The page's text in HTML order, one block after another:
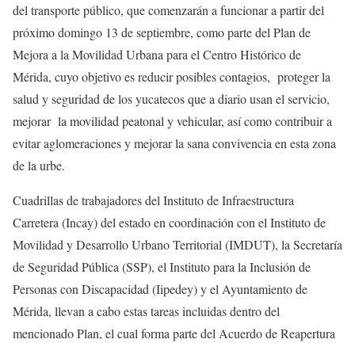
del transporte público, que comenzarán a funcionar a partir del
próximo domingo 13 de septiembre, como parte del Plan de
Mejora a la Movilidad Urbana para el Centro Histórico de
Mérida, cuyo objetivo es reducir posibles contagios, proteger la
salud y seguridad de los yucatecos que a diario usan el servicio,
mejorar la movilidad peatonal y vehicular, así como contribuir a
evitar aglomeraciones y mejorar la sana convivencia en esta zona
de la urbe.
Cuadrillas de trabajadores del Instituto de Infraestructura
Carretera (Incay) del estado en coordinación con el Instituto de
Movilidad y Desarrollo Urbano Territorial (IMDUT), la Secretaría
de Seguridad Pública (SSP), el Instituto para la Inclusión de
Personas con Discapacidad (Iipedey) y el Ayuntamiento de
Mérida, llevan a cabo estas tareas incluidas dentro del
mencionado Plan, el cual forma parte del Acuerdo de Reapertura